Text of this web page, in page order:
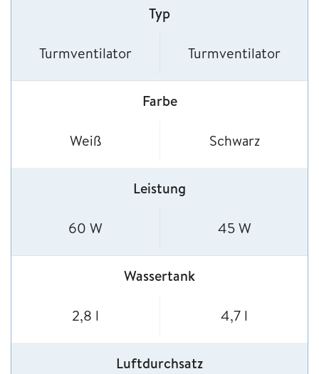
Typ
Turmventilator Turmventilator
Farbe
Weiß Schwarz
Leistung
60 W 45 W
Wassertank
2,8 l 4,7 l
Luftdurchsatz